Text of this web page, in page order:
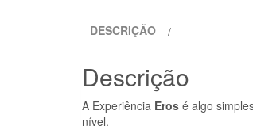
DESCRIÇÃO
Descrição
A Experiência Eros é algo
nível.